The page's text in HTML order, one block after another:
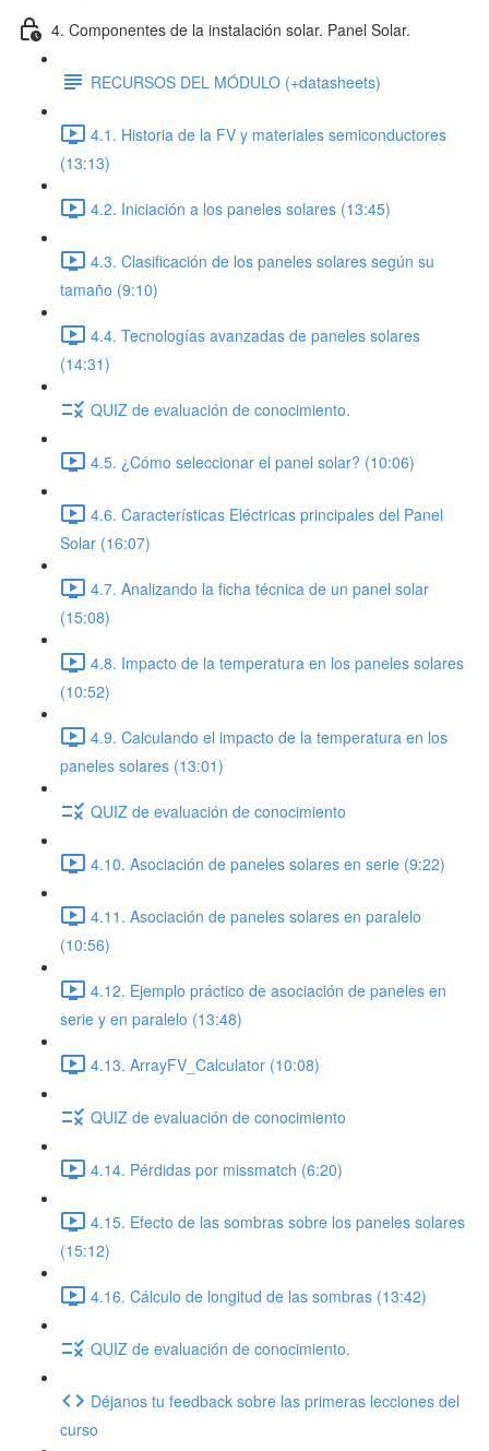
4. Componentes de la instalación solar. Panel Solar.
RECURSOS DEL MÓDULO (+datasheets)
4.1. Historia de la FV y materiales semiconductores
(13:13)
4.2. Iniciación a los paneles solares (13:45)
4.3. Clasificación de los paneles solares según su
tamaño (9:10)
4.4. Tecnologías avanzadas de paneles solares
(14:31)
QUIZ de evaluación de conocimiento.
4.5. ¿Cómo seleccionar el panel solar? (10:06)
4.6. Características Eléctricas principales del Panel
Solar (16:07)
4.7. Analizando la ficha técnica de un panel solar
(15:08)
4.8. Impacto de la temperatura en los paneles solares
(10:52)
4.9. Calculando el impacto de la temperatura en los
paneles solares (13:01)
QUIZ de evaluación de conocimiento
4.10. Asociación de paneles solares en serie (9:22)
4.11. Asociación de paneles solares en paralelo
(10:56)
4.12. Ejemplo práctico de asociación de paneles en
serie y en paralelo (13:48)
4.13. ArrayFV_Calculator (10:08)
QUIZ de evaluación de conocimiento
4.14. Pérdidas por missmatch (6:20)
4.15. Efecto de las sombras sobre los paneles solares
(15:12)
4.16. Cálculo de longitud de las sombras (13:42)
QUIZ de evaluación de conocimiento.
Déjanos tu feedback sobre las primeras lecciones del
curso